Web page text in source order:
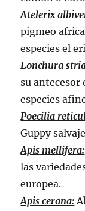
Atelerix
pigmeo
especies el
Lonchura
su antecesor
especies
Poecilia
Guppy
Apis mellifera:
las
europea.
Apis cerana: